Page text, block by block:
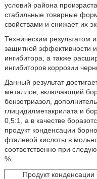
условий района
стабильные товарные
свойствами и снижает их
Техническим результатом
защитной эффективности
ингибитора, а также
ингибиторов коррозии
Данный результат
металлов, включающий
бензотриазол,
глицидилметакрилата и
0,5:1, а в качестве
продукт конденсации
фталевой кислоты в
соответственно при
%:
Продукт конденсации